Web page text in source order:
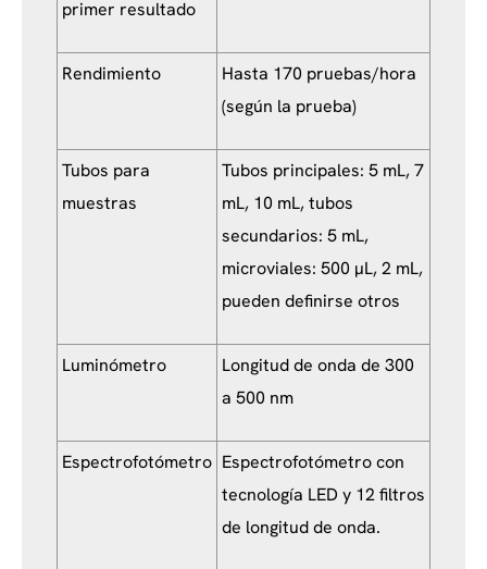
primer resultado
Rendimiento
Hasta 170 pruebas/hora
(según la prueba)
Tubos para
muestras
Tubos principales: 5 mL, 7
mL, 10 mL, tubos
secundarios: 5 mL,
microviales: 500 μL, 2 mL,
pueden definirse otros
Luminómetro
Longitud de onda de 300
a 500 nm
Espectrofotómetro Espectrofotómetro con
tecnología LED y 12 filtros
de longitud de onda.